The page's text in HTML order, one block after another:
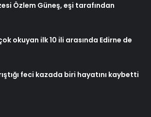
Özlem Güneş, eşi tarafından
okuyan ilk 10 ili arasında Edirne de
feci kazada biri hayatını kaybetti